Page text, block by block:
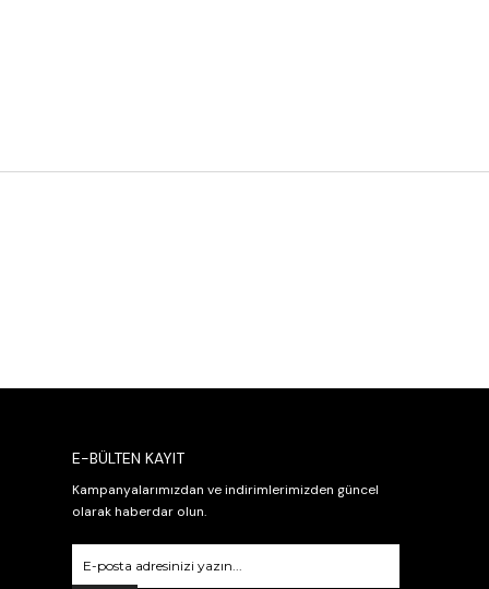
E-BÜLTEN KAYIT
Kampanyalarımızdan ve indirimlerimizden güncel
olarak haberdar olun.